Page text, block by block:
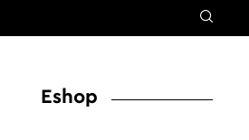
Eshop